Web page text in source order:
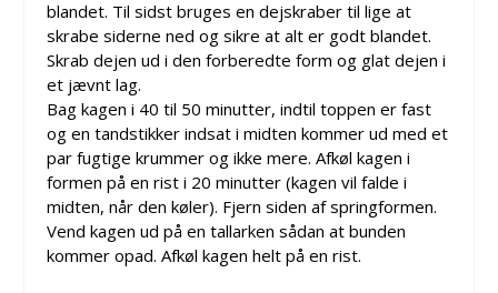
blandet. Til sidst bruges en dejskraber til lige at
skrabe siderne ned og sikre at alt er godt blandet.
Skrab dejen ud i den forberedte form og glat dejen i
et jævnt lag.
Bag kagen i 40 til 50 minutter, indtil toppen er fast
og en tandstikker indsat i midten kommer ud med et
par fugtige krummer og ikke mere. Afkøl kagen i
formen på en rist i 20 minutter (kagen vil falde i
midten, når den køler). Fjern siden af springformen.
Vend kagen ud på en tallarken sådan at bunden
kommer opad. Afkøl kagen helt på en rist.